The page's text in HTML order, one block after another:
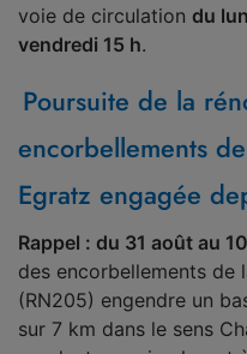
voie de circulation du
vendredi 15 h.
Poursuite de la
encorbellements
Egratz engagée
Rappel : du 31 août au
des encorbellements de
(RN205) engendre un
sur 7 km dans le sens